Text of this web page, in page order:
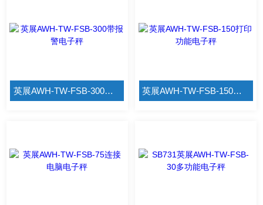
英展AWH-TW-FSB-300带报警电子秤 英展AWH-TW-FSB-150打印功能电子秤